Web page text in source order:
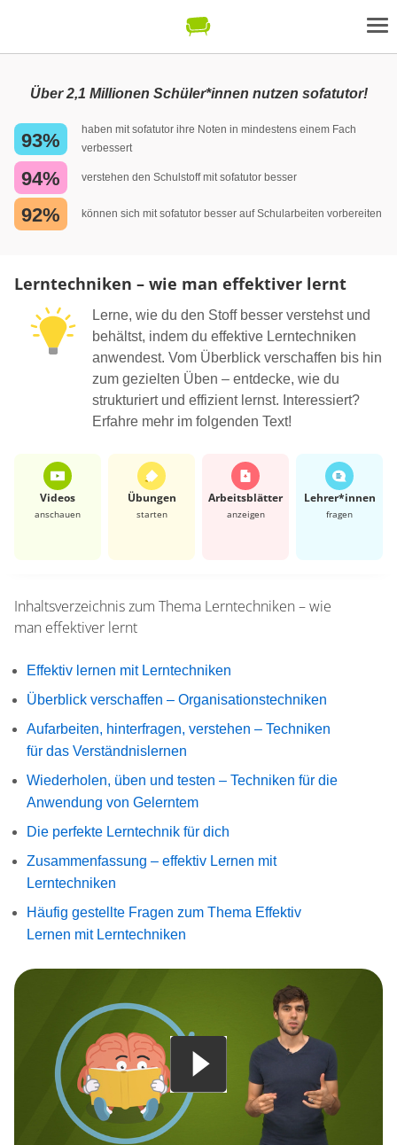
Über 2,1 Millionen Schüler*innen nutzen sofatutor!
93%
haben mit sofatutor ihre Noten in mindestens einem Fach
verbessert
94% verstehen den Schulstoff mit sofatutor besser
92% können sich mit sofatutor besser auf Schularbeiten vorbereiten
Lerntechniken – wie man effektiver lernt
Lerne, wie du den Stoff besser verstehst und
behältst, indem du effektive Lerntechniken
anwendest. Vom Überblick verschaffen bis hin
zum gezielten Üben – entdecke, wie du
strukturiert und effizient lernst. Interessiert?
Erfahre mehr im folgenden Text!
Videos
anschauen
Übungen
starten
Arbeits­blätter
anzeigen
Lehrer*​innen
fragen
Inhaltsverzeichnis zum Thema Lerntechniken – wie
man effektiver lernt
Effektiv lernen mit Lerntechniken
Überblick verschaffen – Organisationstechniken
Aufarbeiten, hinterfragen, verstehen – Techniken
für das Verständnislernen
Wiederholen, üben und testen – Techniken für die
Anwendung von Gelerntem
Die perfekte Lerntechnik für dich
Zusammenfassung – effektiv Lernen mit
Lerntechniken
Häufig gestellte Fragen zum Thema Effektiv
Lernen mit Lerntechniken